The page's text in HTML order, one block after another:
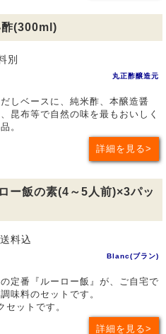
酢(300ml)
別
丸正酢醸造元
しベースに、純米酢、本醸造醤
昆布等で自然の味を最もおいしく
。
詳細を見る
ー飯の素(4～5人前)×3パッ
送料込
Blanc(ブラン)
定番『ルーロー飯』が、ご自宅で
味料のセットです。
セットです。
詳細を見る